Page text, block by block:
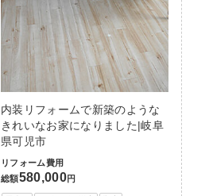
内装リフォームで新築のような
きれいなお家になりました|岐阜
県可児市
リフォーム費用
総額580,000円